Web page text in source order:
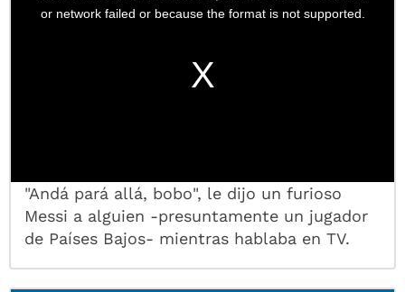
"Andá pará allá, bobo", le dijo un furioso
Messi a alguien -presuntamente un jugador
de Países Bajos- mientras hablaba en TV.